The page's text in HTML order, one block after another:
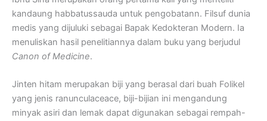
kandaung habbatussauda untuk pengobatann. Filsuf dunia
medis yang dijuluki sebagai Bapak Kedokteran Modern. Ia
menuliskan hasil penelitiannya dalam buku yang berjudul
Canon of Medicine.
Jinten hitam merupakan biji yang berasal dari buah Folikel
yang jenis ranunculaceace, biji-bijian ini mengandung
minyak asiri dan lemak dapat digunakan sebagai rempah-